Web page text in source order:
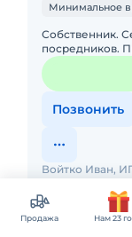
Минимальное
Собственник.
посредников.
скидки. Подача
Наличный и без
Позвонить
Войтко Иван,
Продажа Нам 23